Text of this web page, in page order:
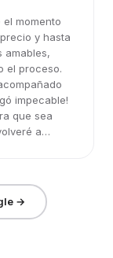
momento
y hasta
amables,
el proceso.
impecable!
que sea
a
→